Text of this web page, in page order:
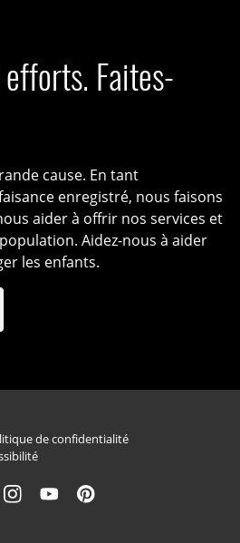
Faites-
cause. En tant
enregistré, nous faisons
aider à offrir nos services et
Aidez-nous à aider
les enfants.
de page
de confidentialité